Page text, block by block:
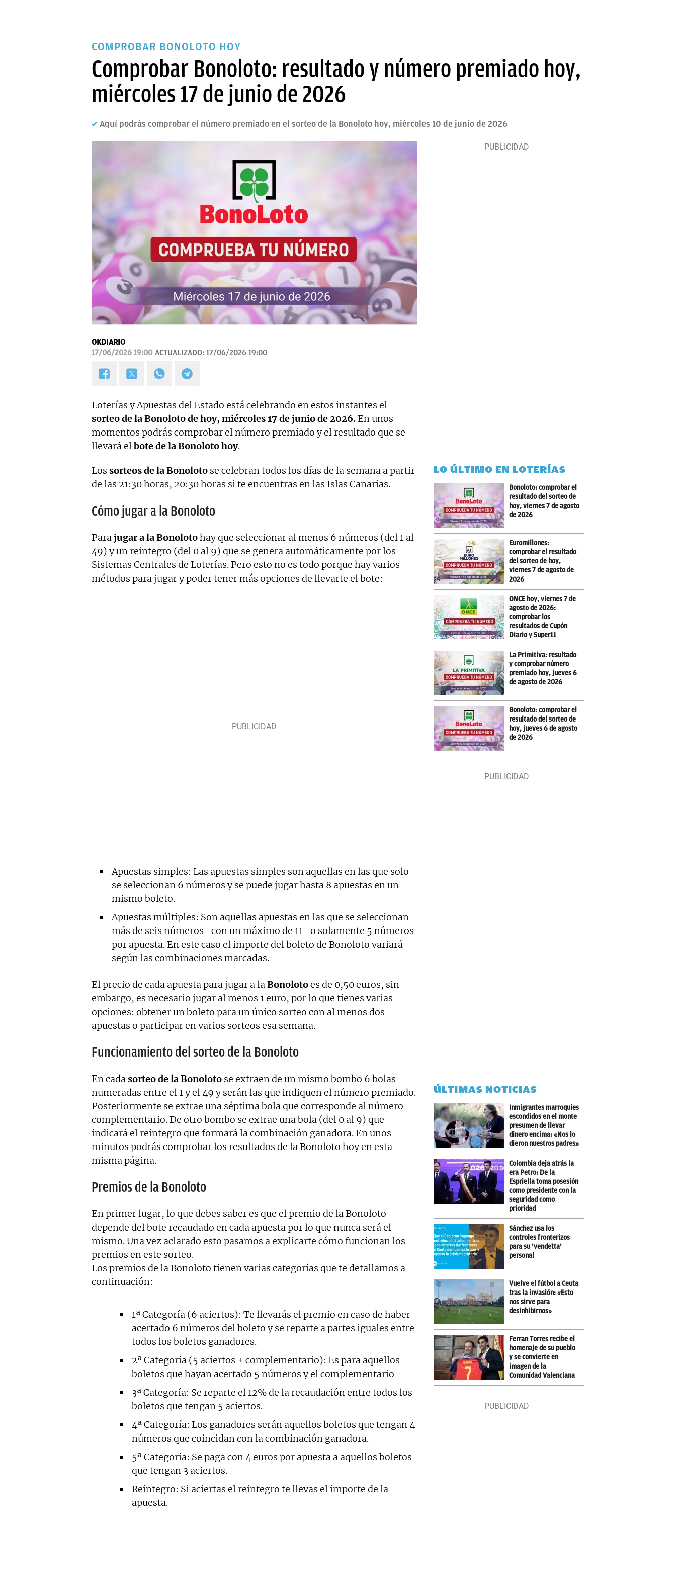
COMPROBAR BONOLOTO HOY
Comprobar Bonoloto: resultado y número premiado hoy,
miércoles 17 de junio de 2026
Aquí podrás comprobar el número premiado en el sorteo de la Bonoloto hoy, miércoles 10 de junio de 2026
OKDIARIO
17/06/2026 19:00 ACTUALIZADO: 17/06/2026 19:00
Loterías y Apuestas del Estado está celebrando en estos instantes el
sorteo de la Bonoloto de hoy, miércoles 17 de junio de 2026. En unos
momentos podrás comprobar el número premiado y el resultado que se
llevará elbote de la Bonoloto hoy.
Los sorteos de la Bonoloto se celebran todos los días de la semana a partir
de las 21:30 horas, 20:30 horas si te encuentras en las Islas Canarias.
Cómo jugar a la Bonoloto
Parajugar a la Bonolotohay que seleccionar al menos 6 números (del 1 al
49) y un reintegro (del 0 al 9) que se genera automáticamente por los
Sistemas Centrales de Loterías. Pero esto no es todo porque hay varios
métodos para jugar y poder tener más opciones de llevarte el bote:
Apuestas simples: Las apuestas simples son aquellas en las que solo
se seleccionan 6 números y se puede jugar hasta 8 apuestas en un
mismo boleto.
Apuestas múltiples: Son aquellas apuestas en las que se seleccionan
más de seis números -con un máximo de 11- o solamente 5 números
por apuesta. En este caso el importe del boleto de Bonoloto variará
según las combinaciones marcadas.
El precio de cada apuesta para jugar a laBonolotoes de 0,50 euros, sin
embargo, es necesario jugar al menos 1 euro, por lo que tienes varias
opciones: obtener un boleto para un único sorteo con al menos dos
apuestas o participar en varios sorteos esa semana.
Funcionamiento del sorteo de la Bonoloto
En cadasorteo de la Bonoloto se extraen de un mismo bombo 6 bolas
numeradas entre el 1 y el 49 y serán las que indiquen el número premiado.
Posteriormente se extrae una séptima bola que corresponde al número
complementario. De otro bombo se extrae una bola (del 0 al 9) que
indicará el reintegro que formará la combinación ganadora. En unos
minutos podrás comprobar los resultados de la Bonoloto hoy en esta
misma página.
Premios de la Bonoloto
En primer lugar, lo que debes saber es que el premio de la Bonoloto
depende del bote recaudado en cada apuesta por lo que nunca será el
mismo. Una vez aclarado esto pasamos a explicarte cómo funcionan los
premios en este sorteo.
Los premios de la Bonoloto tienen varias categorías que te detallamos a
continuación:
1ª Categoría (6 aciertos): Te llevarás el premio en caso de haber
acertado 6 números del boleto y se reparte a partes iguales entre
todos los boletos ganadores.
2ª Categoría (5 aciertos + complementario): Es para aquellos
boletos que hayan acertado 5 números y el complementario
3ª Categoría: Se reparte el 12% de la recaudación entre todos los
boletos que tengan 5 aciertos.
4ª Categoría: Los ganadores serán aquellos boletos que tengan 4
números que coincidan con la combinación ganadora.
5ª Categoría: Se paga con 4 euros por apuesta a aquellos boletos
que tengan 3 aciertos.
Reintegro: Si aciertas el reintegro te llevas el importe de la
apuesta.
LO ÚLTIMO EN LOTERÍAS
Bonoloto: comprobar el
resultado del sorteo de
hoy, viernes 7 de agosto
de 2026
Euromillones:
comprobar el resultado
del sorteo de hoy,
viernes 7 de agosto de
2026
ONCE hoy, viernes 7 de
agosto de 2026:
comprobar los
resultados de Cupón
Diario y Super11
La Primitiva: resultado
y comprobar número
premiado hoy, jueves 6
de agosto de 2026
Bonoloto: comprobar el
resultado del sorteo de
hoy, jueves 6 de agosto
de 2026
ÚLTIMAS NOTICIAS
Inmigrantes marroquíes
escondidos en el monte
presumen de llevar
dinero encima: «Nos lo
dieron nuestros padres»
Colombia deja atrás la
era Petro: De la
Espriella toma posesión
como presidente con la
seguridad como
prioridad
Sánchez usa los
controles fronterizos
para su ‘vendetta’
personal
Vuelve el fútbol a Ceuta
tras la invasión: «Esto
nos sirve para
desinhibirnos»
Ferran Torres recibe el
homenaje de su pueblo
y se convierte en
imagen de la
Comunidad Valenciana